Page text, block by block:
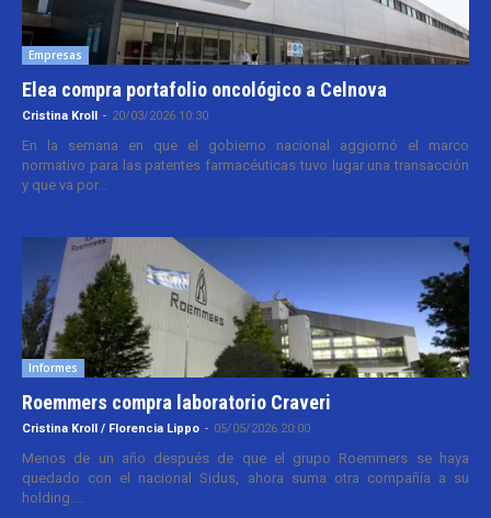
Empresas
Elea compra portafolio oncológico a Celnova
Cristina Kroll - 20/03/2026 10:30
En la semana en que el gobierno nacional aggiornó el marco
normativo para las patentes farmacéuticas tuvo lugar una transacción
y que va por...
Informes
Roemmers compra laboratorio Craveri
Cristina Kroll / Florencia Lippo - 05/05/2026 20:00
Menos de un año después de que el grupo Roemmers se haya
quedado con el nacional Sidus, ahora suma otra compañía a su
holding....